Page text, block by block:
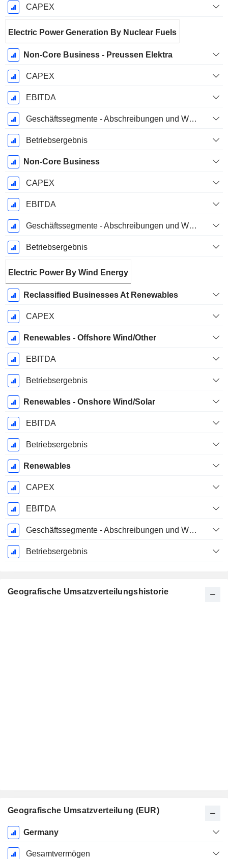
CAPEX
Electric Power Generation By Nuclear Fuels
Non-Core Business - Preussen Elektra
CAPEX
EBITDA
Geschäftssegmente - Abschreibungen und Wertminderungen
Betriebsergebnis
Non-Core Business
CAPEX
EBITDA
Geschäftssegmente - Abschreibungen und Wertminderungen
Betriebsergebnis
Electric Power By Wind Energy
Reclassified Businesses At Renewables
CAPEX
Renewables - Offshore Wind/Other
EBITDA
Betriebsergebnis
Renewables - Onshore Wind/Solar
EBITDA
Betriebsergebnis
Renewables
CAPEX
EBITDA
Geschäftssegmente - Abschreibungen und Wertminderungen
Betriebsergebnis
Geografische Umsatzverteilungshistorie
Geografische Umsatzverteilung (EUR)
Ende d.
Geschäftsjahres:
Dezember
Germany
Gesamtvermögen